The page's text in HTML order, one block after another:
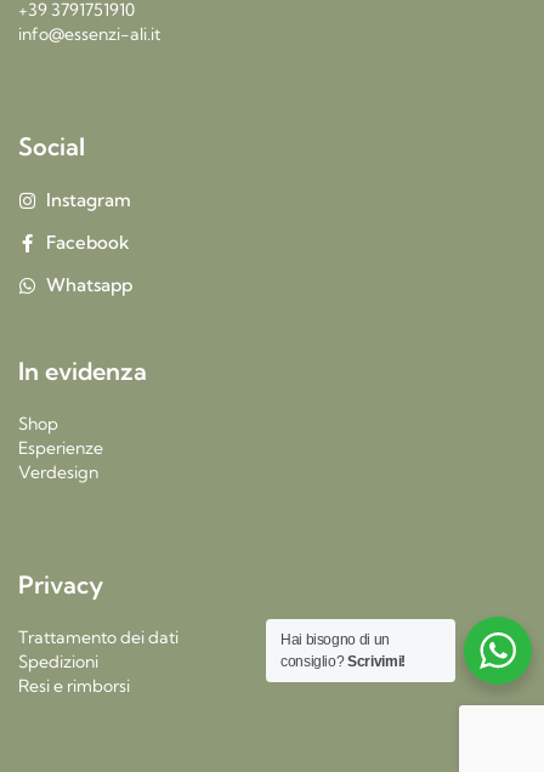
+39 3791751910
info@essenzi-ali.it
Social
Instagram
Facebook
Whatsapp
In evidenza
Shop
Esperienze
Verdesign
Privacy
Trattamento dei dati
Spedizioni
Resi e rimborsi
Hai bisogno di un
consiglio?Scrivimi!